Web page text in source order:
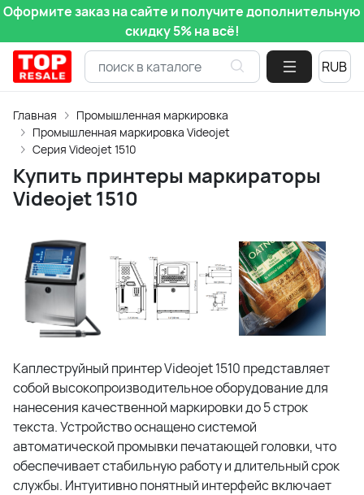
Оформите заказ на сайте и получите дополнительную
скидку 5% на всё!
Главная
Промышленная маркировка
Промышленная маркировка Videojet
Серия Videojet 1510
Купить принтеры маркираторы
Videojet 1510
Каплеструйный принтер Videojet 1510 представляет
собой высокопроизводительное оборудование для
нанесения качественной маркировки до 5 строк
текста. Устройство оснащено системой
автоматической промывки печатающей головки, что
обеспечивает стабильную работу и длительный срок
службы. Интуитивно понятный интерфейс включает